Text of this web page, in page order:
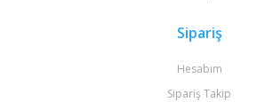
Sipariş
Hesabım
Sipariş Takip